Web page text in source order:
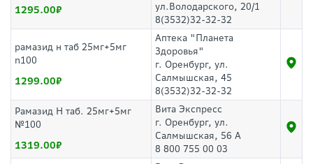
1295.00
ул.Володарского, 20/1
8(3532)32-32-32
рамазид н таб 25мг+5мг
n100
1299.00
Аптека "Планета
Здоровья"
г. Оренбург, ул.
Салмышская, 45
8(3532)32-32-32
Рамазид Н таб. 25мг+5мг
№100
1319.00
Вита Экспресс
г. Оренбург, ул.
Салмышская, 56 А
8 800 755 00 03